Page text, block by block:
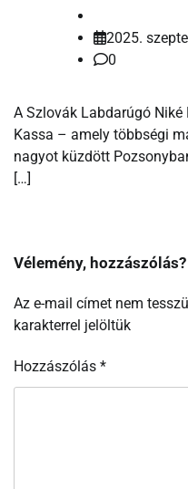
2025.
0
A Szlovák Labdarúgó
Kassa – amely többségi
nagyot küzdött
[…]
Vélemény, hozzászólás?
Az e-mail címet nem
karakterrel jelöltük
Hozzászólás *